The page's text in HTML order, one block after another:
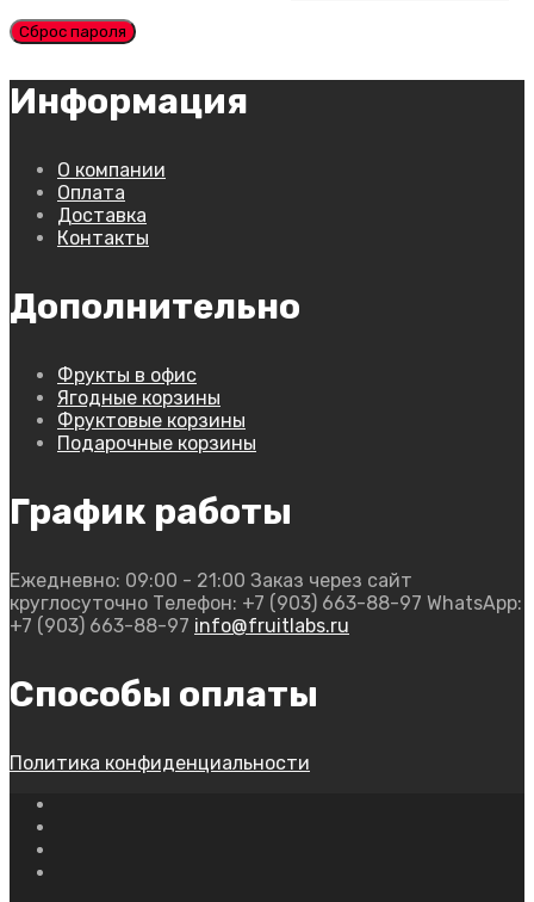
Сброс пароля
Информация
О компании
Оплата
Доставка
Контакты
Дополнительно
Фрукты в офис
Ягодные корзины
Фруктовые корзины
Подарочные корзины
График работы
Ежедневно: 09:00 - 21:00 Заказ через сайт
круглосуточно Телефон: +7 (903) 663-88-97 WhatsApp:
+7 (903) 663-88-97 info@fruitlabs.ru
Способы оплаты
Политика конфиденциальности